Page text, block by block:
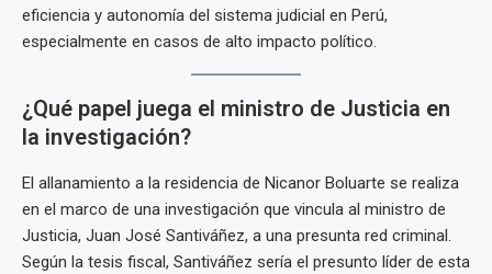
eficiencia y autonomía del sistema judicial en Perú,
especialmente en casos de alto impacto político.
¿Qué papel juega el ministro de Justicia en
la investigación?
El allanamiento a la residencia de Nicanor Boluarte se realiza
en el marco de una investigación que vincula al ministro de
Justicia, Juan José Santiváñez, a una presunta red criminal.
Según la tesis fiscal, Santiváñez sería el presunto líder de esta